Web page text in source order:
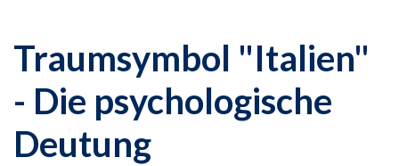
Traumsymbol "Italien"
- Die psychologische
Deutung